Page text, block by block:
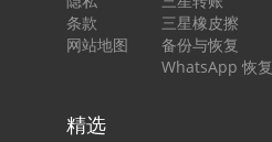
条款
网站地图
三星橡皮擦
备份与恢复
WhatsApp 恢复
精选